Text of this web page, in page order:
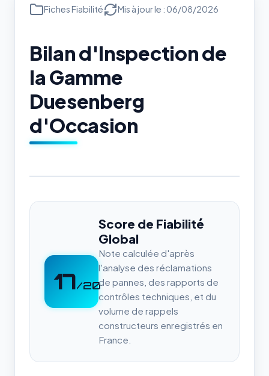
Fiches Fiabilité Mis à jour le : 06/08/2026
Bilan d'Inspection de
la Gamme
Duesenberg
d'Occasion
17/20
Score de Fiabilité
Global
Note calculée d'après
l'analyse des réclamations
de pannes, des rapports de
contrôles techniques, et du
volume de rappels
constructeurs enregistrés en
France.